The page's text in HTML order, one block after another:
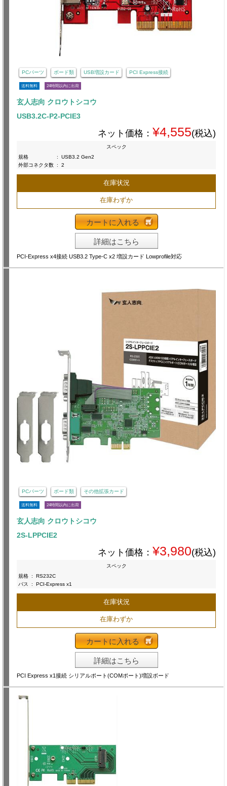
PCパーツ ボード類 USB増設カード PCI Express接続
送料無料 24時間以内に出荷
玄人志向 クロウトシコウ
USB3.2C-P2-PCIE3
ネット価格： ¥4,555(税込)
スペック
規格
:
USB3.2 Gen2
外部コネクタ数 : 2
在庫状況
在庫わずか
カートに入れる
詳細はこちら
PCI-Express x4接続 USB3.2 Type-C x2 増設カード Lowprofile対応
PCパーツ ボード類 その他拡張カード
送料無料 24時間以内に出荷
玄人志向 クロウトシコウ
2S-LPPCIE2
ネット価格： ¥3,980(税込)
スペック
規格 :
RS232C
バス
: PCI-Express x1
在庫状況
在庫わずか
カートに入れる
詳細はこちら
PCI Express x1接続 シリアルポート(COMポート)増設ボード